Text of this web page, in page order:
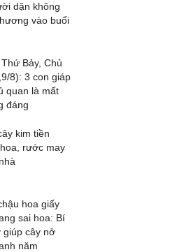
dặn không
vào buổi
Bảy, Chủ
8): 3 con giáp
quan là mất
đáng
kim tiền
rước may
hoa giấy
sai hoa: Bí
giúp cây nở
năm